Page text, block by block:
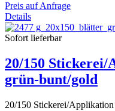
Preis auf Anfrage
Details
Sofort lieferbar
20/150
grün-bunt/gold
20/150 Stickerei/